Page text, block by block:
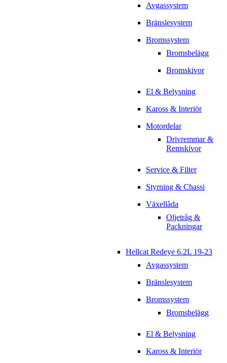
Avgassystem
Bränslesystem
Bromssystem
Bromsbelägg
Bromskivor
El & Belysning
Kaross & Interiör
Motordelar
Drivremmar &
Remskivor
Service & Filter
Styrning & Chassi
Växellåda
Oljetråg &
Packningar
Hellcat Redeye 6.2L 19-23
Avgassystem
Bränslesystem
Bromssystem
Bromsbelägg
El & Belysning
Kaross & Interiör